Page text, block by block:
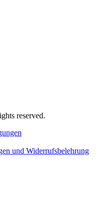
reserved.
und Widerrufsbelehrung